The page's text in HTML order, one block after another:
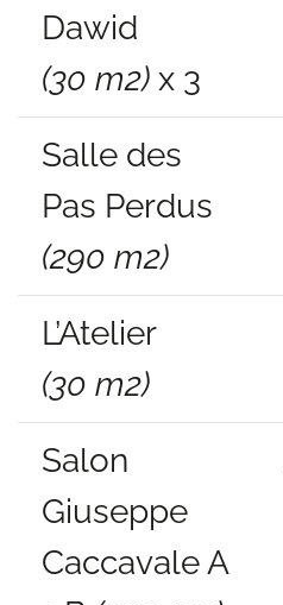
Dawid
(30 m2) x 3
Salle des
Pas Perdus
(290 m2)
L’Atelier
(30 m2)
Salon
Giuseppe
Caccavale A